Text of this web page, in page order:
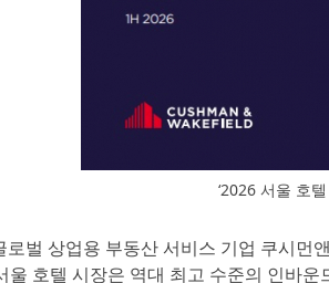
‘2026 서울 호
로벌 상업용 부동산 서비스 기업 쿠시먼
울 호텔 시장은 역대 최고 수준의 인바